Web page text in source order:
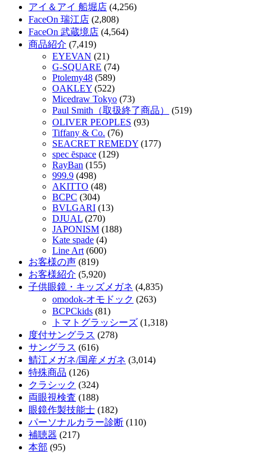
アイ＆アイ 船堀店 (4,256)
FaceOn 瑞江店 (2,808)
FaceOn 武蔵境店 (4,564)
商品紹介 (7,419)
EYEVAN (21)
G-SQUARE (74)
Ptolemy48 (589)
OAKLEY (522)
Micedraw Tokyo (73)
Paul Smith（取扱終了商品）
(519)
OLIVER PEOPLES (93)
Tiffany & Co. (76)
SEACRET REMEDY (177)
spec ēspace (129)
RayBan (155)
999.9 (498)
AKITTO (48)
BCPC (304)
BVLGARI (13)
DJUAL (270)
JAPONISM (188)
Kate spade (4)
Line Art (600)
お客様の声 (819)
お客様紹介 (5,920)
子供眼鏡・キッズメガネ (4,835)
omodok-オモドック (263)
BCPCkids (81)
トマトグラッシーズ (1,318)
度付サングラス (278)
サングラス (616)
鯖江メガネ/国産メガネ (3,014)
特殊商品 (126)
クラシック (324)
両眼視検査 (188)
眼鏡作製技能士 (182)
パーソナルカラー診断 (110)
補聴器 (217)
本部 (95)